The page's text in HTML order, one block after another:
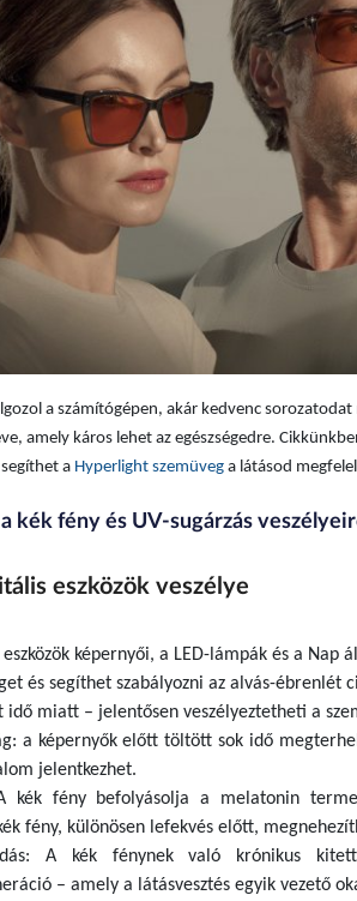
a számítógépen, akár kedvenc
amely káros lehet az egészségedre.
a Hyperlight szemüveg a látásod
kék fény és UV-sugárzás
eszközök veszélye
képernyői, a LED-lámpák és a
és segíthet szabályozni az alvás-
miatt – jelentősen veszélyeztetheti a
a képernyők előtt töltött sok idő
jelentkezhet.
kék fény befolyásolja a melatonin
fény, különösen lefekvés előtt,
A kék fénynek való krónikus
– amely a látásvesztés egyik vezető